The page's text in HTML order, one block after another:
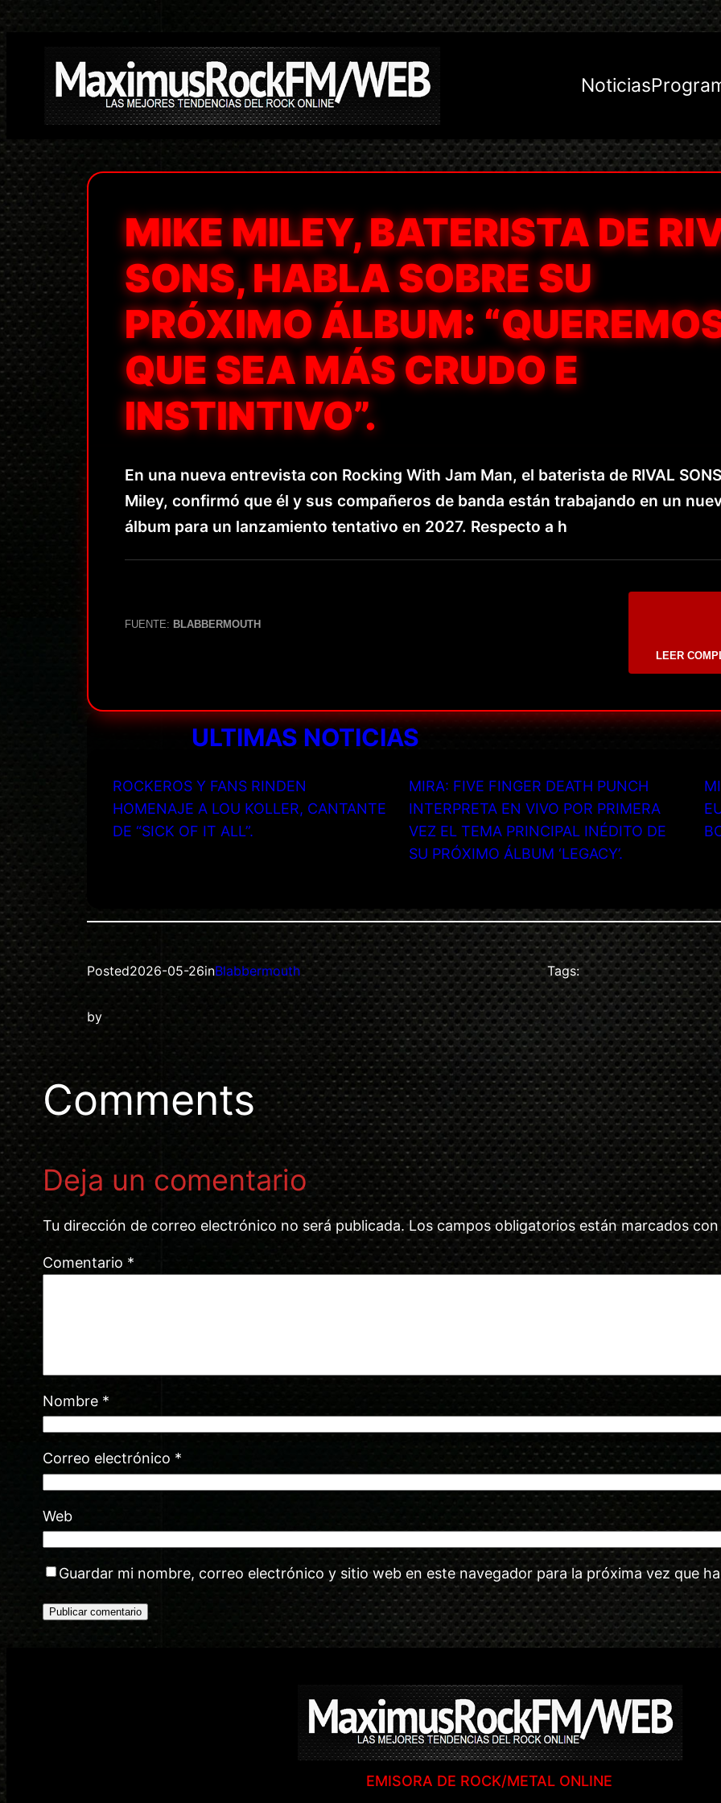
Saltar
contenido
Noticias
MIKE MILEY, BATERISTA DE
SONS, HABLA SOBRE SU
PRÓXIMO ÁLBUM:
QUE SEA MÁS CRUDO E
INSTINTIVO”.
En una nueva entrevista con Rocking With Jam Man, el baterista de RIVAL
Miley, confirmó que él y sus compañeros de banda están trabajando en un
álbum para un lanzamiento tentativo en 2027. Respecto a h
FUENTE: BLABBERMOUTH
LEER
ULTIMAS NOTICIAS
ROCKEROS Y FANS RINDEN
HOMENAJE A LOU KOLLER, CANTANTE
DE “SICK OF IT ALL”.
MIRA: FIVE FINGER DEATH PUNCH
INTERPRETA EN VIVO POR PRIMERA
VEZ EL TEMA PRINCIPAL INÉDITO DE
SU PRÓXIMO ÁLBUM ‘LEGACY’.
Posted2026-05-26inBlabbermouth
by
Tags:
Comments
Deja un comentario
Tu dirección de correo electrónico no será publicada. Los campos obligatorios están marcados
Comentario *
Nombre *
Correo electrónico *
Web
Guardar mi nombre, correo electrónico y sitio web en este navegador para la próxima vez que
EMISORA DE ROCK/METAL ONLINE